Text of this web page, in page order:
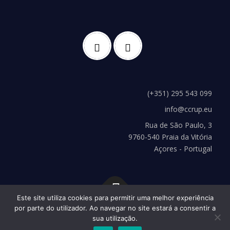
(+351) 295 543 099
info@ccrup.eu
Rua de São Paulo, 3
9760-540 Praia da Vitória
Açores - Portugal
Copyright © 2026 CCRUP–Tema OnePresshecho por
FameThemes
Este site utiliza cookies para permitir uma melhor experiência
por parte do utilizador. Ao navegar no site estará a consentir a
sua utilização.